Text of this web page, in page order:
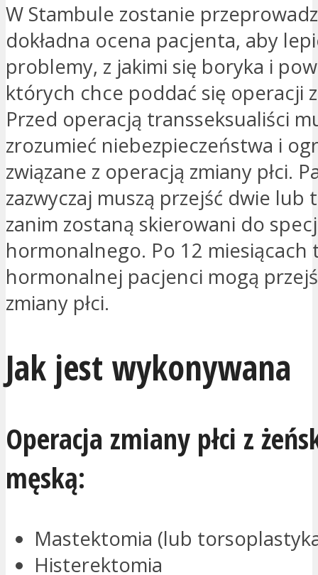
W Stambule zostanie
dokładna ocena pacjenta, aby
problemy, z jakimi się boryka i
których chce poddać się operacji
Przed operacją transseksualiści
zrozumieć niebezpieczeństwa i
związane z operacją zmiany płci.
zazwyczaj muszą przejść dwie lub
zanim zostaną skierowani do
hormonalnego. Po 12 miesiącach
hormonalnej pacjenci mogą
zmiany płci.
Jak jest wykonywana
Operacja zmiany płci z
męską:
Mastektomia (lub
Histerektomia